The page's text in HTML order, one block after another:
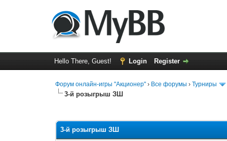
Hello There, Guest! Login Register
Форум онлайн-игры "Акционер" › Все форумы ›Турниры
3-й розыгрыш ЗШ
3-й розыгрыш ЗШ